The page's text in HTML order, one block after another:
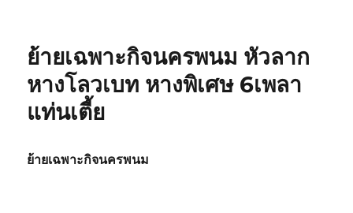
ย้ายเฉพาะกิจนครพนม หัวลาก
หางโลวเบท หางพิเศษ 6เพลา
แท่นเตี้ย
ย้ายเฉพาะกิจนครพนม